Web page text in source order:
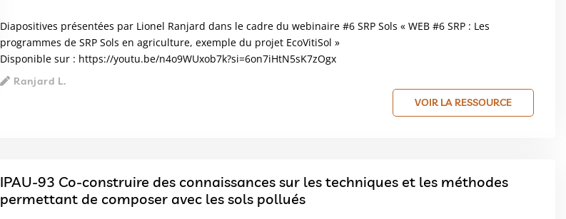
Diapositives présentées par Lionel Ranjard dans le cadre du webinaire #6 SRP Sols « WEB #6 SRP : Les
programmes de SRP Sols en agriculture, exemple du projet EcoVitiSol »
Disponible sur : https://youtu.be/n4o9WUxob7k?si=6on7iHtN5sK7zOgx
Ranjard L.
VOIR LA RESSOURCE
IPAU-93 Co-construire des connaissances sur les techniques et les méthodes
permettant de composer avec les sols pollués